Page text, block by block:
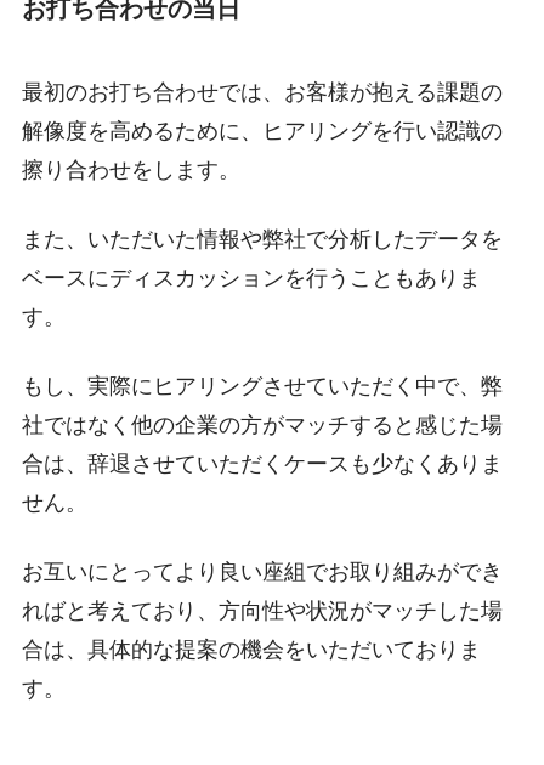
お打ち合わせの当日
最初のお打ち合わせでは、お客様が抱える課題の
解像度を高めるために、ヒアリングを行い認識の
擦り合わせをします。
また、いただいた情報や弊社で分析したデータを
ベースにディスカッションを行うこともありま
す。
もし、実際にヒアリングさせていただく中で、弊
社ではなく他の企業の方がマッチすると感じた場
合は、辞退させていただくケースも少なくありま
せん。
お互いにとってより良い座組でお取り組みができ
ればと考えており、方向性や状況がマッチした場
合は、具体的な提案の機会をいただいておりま
す。